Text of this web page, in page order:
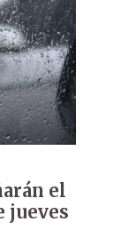
el
jueves